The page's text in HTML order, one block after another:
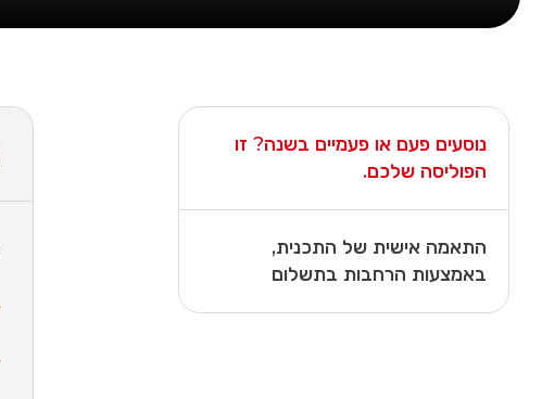
נוסעים פעם או פעמיים בשנה? זו
הפוליסה שלכם.
התאמה אישית של התכנית,
באמצעות הרחבות בתשלום